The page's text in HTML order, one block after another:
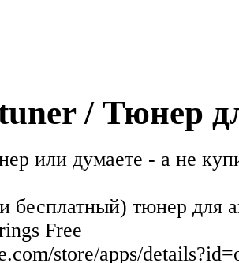
/ Тюнер
или думаете - а не
бесплатный) тюнер для
Free
store/apps/